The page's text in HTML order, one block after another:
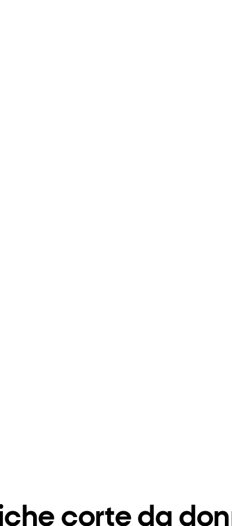
corte da